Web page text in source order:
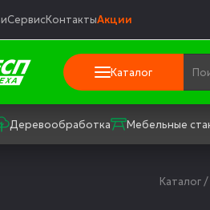
СервисКонтактыАкции
Каталог
Деревообработка Мебельные
Каталог/